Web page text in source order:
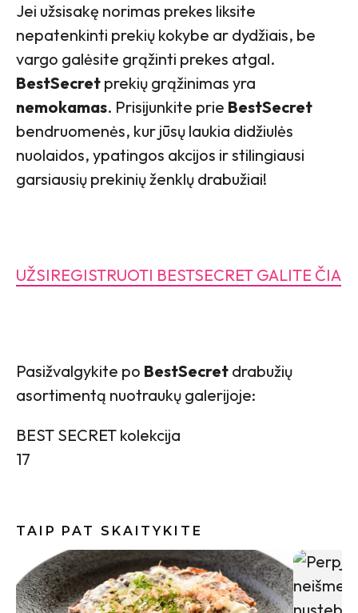
Jei užsisakę norimas prekes liksite
nepatenkinti prekių kokybe ar dydžiais, be
vargo galėsite grąžinti prekes atgal.
BestSecret prekių grąžinimas yra
nemokamas. Prisijunkite prie BestSecret
bendruomenės, kur jūsų laukia didžiulės
nuolaidos, ypatingos akcijos ir stilingiausi
garsiausių prekinių ženklų drabužiai!
UŽSIREGISTRUOTI BESTSECRET GALITE ČIA
Pasižvalgykite po BestSecret drabužių
asortimentą nuotraukų galerijoje:
BEST SECRET kolekcija
17
TAIP PAT SKAITYKITE
Vilniaus
Sonata